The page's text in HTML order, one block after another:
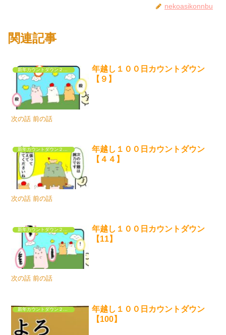
nekoasikonnbu
関連記事
年越し１００日カウントダウン
【９】
次の話 前の話
新年カウントダウン２０２５
年越し１００日カウントダウン
【４４】
次の話 前の話
年越し１００日カウントダウン
【11】
次の話 前の話
新年カウントダウン２０２５
年越し１００日カウントダウン
【100】